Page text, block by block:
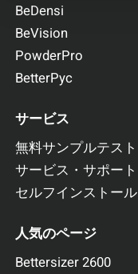
BeDensi
BeVision
PowderPro
BetterPyc
サービス
無料サンプルテスト
サービス・サポート
セルフインストール
人気のページ
Bettersizer 2600